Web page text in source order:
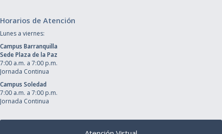
Horarios de Atención
Lunes a viernes:
Campus Barranquilla
Sede Plaza de la Paz
7:00 a.m. a 7:00 p.m.
Jornada Continua
Campus Soledad
7:00 a.m. a 7:00 p.m.
Jornada Continua